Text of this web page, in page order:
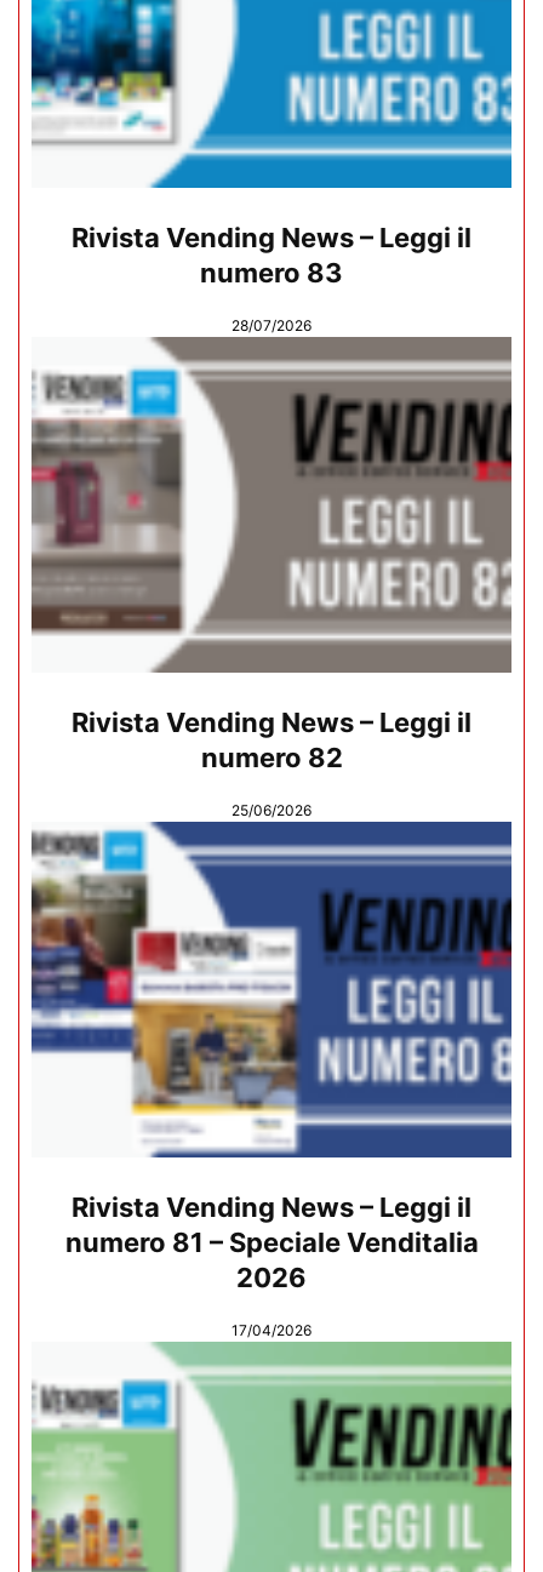
Rivista Vending News – Leggi il
numero 83
28/07/2026
Rivista Vending News – Leggi il
numero 82
25/06/2026
Rivista Vending News – Leggi il
numero 81 – Speciale Venditalia
2026
17/04/2026